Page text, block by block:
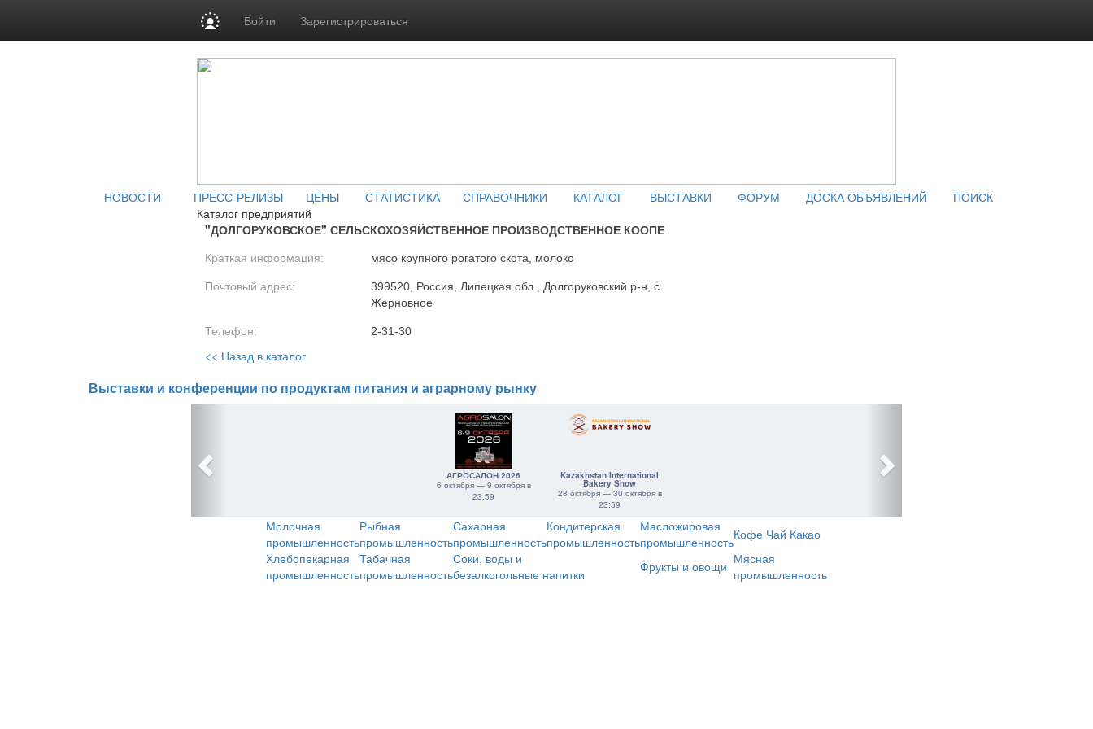
Войти Зарегистрироваться
НОВОСТИ ПРЕСС-РЕЛИЗЫ ЦЕНЫ СТАТИСТИКА СПРАВОЧНИКИ КАТАЛОГ ВЫСТАВКИ ФОРУМ ДОСКА ОБЪЯВЛЕНИЙ
ПОИСК
Каталог предприятий
"ДОЛГОРУКОВСКОЕ" СЕЛЬСКОХОЗЯЙСТВЕННОЕ ПРОИЗВОДСТВЕННОЕ КООПЕ
Краткая информация: мясо крупного рогатого скота, молоко
Почтовый адрес:
399520, Россия, Липецкая обл., Долгоруковский р-н, с.
Жерновное
Телефон: 2-31-30
<< Назад в каталог
Выставки и конференции по продуктам питания и аграрному рынку
АГРОСАЛОН 2026
6 октября — 9 октября в
23:59
Kazakhstan International
Bakery Show
28 октября — 30 октября в
23:59
Молочная
промышленность
Рыбная
промышленность
Сахарная
промышленность
Кондитерская
промышленность
Масложировая
промышленностьКофе Чай Какао
Хлебопекарная
промышленность
Табачная
промышленность
Соки, воды и
безалкогольные напитки
Фрукты и овощи Мясная
промышленность